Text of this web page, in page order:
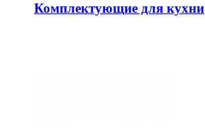
Комплектующие для кухни